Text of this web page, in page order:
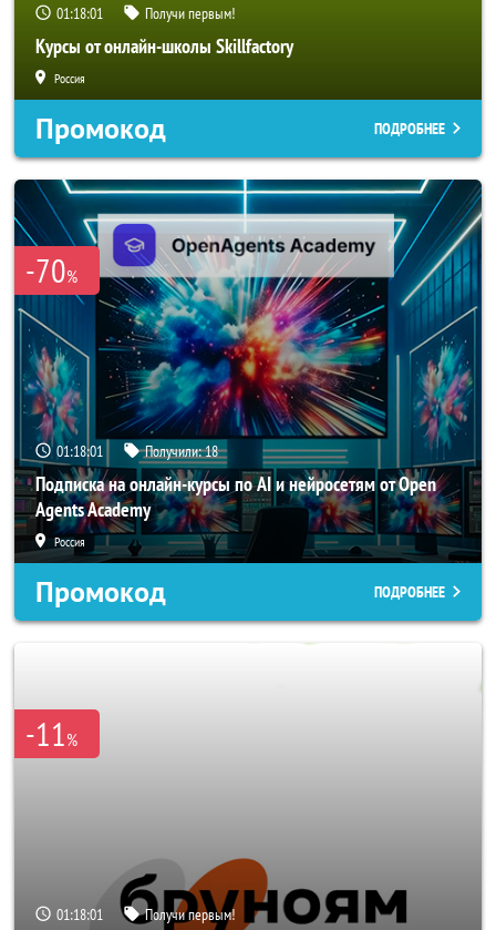
01:17:58 Получи первым!
Курсы от онлайн-школы Skillfactory
Россия
Промокод ПОДРОБНЕЕ
-70%
01:17:58 Получили:18
Подписка на онлайн-курсы по AI и нейросетям от Open
Agents Academy
Россия
Промокод ПОДРОБНЕЕ
-11%
01:17:58 Получи первым!